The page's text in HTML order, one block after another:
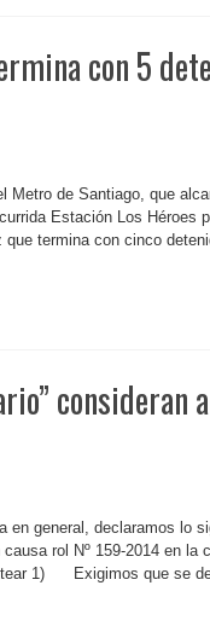
con 5
Metro de Santiago, que
Estación Los Héroes
termina con cinco
consideran
en general, declaramos lo
rol Nº 159-2014 en la
1) Exigimos que se